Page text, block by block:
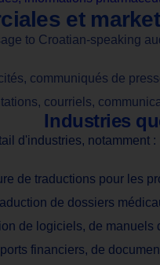
et
to Croatian-speaking
communiqués de
courriels,
Industries
d'industries, notamment :
de traductions pour les
de dossiers
de logiciels, de
financiers, de